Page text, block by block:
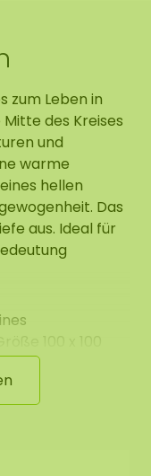
zum Leben in
des Kreises
und
warme
hellen
Das
aus. Ideal für
handelt, ist
Moosbild